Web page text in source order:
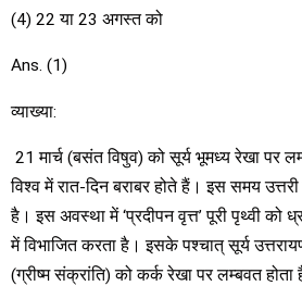
(4) 22 या 23 अगस्त को
Ans. (1)
व्याख्या:
21 मार्च (बसंत विषुव) को सूर्य भूमध्य रेखा पर
विश्व में रात-दिन बराबर होते हैं। इस समय
है। इस अवस्था में ‘प्रदीपन वृत्त’ पूरी पृथ्वी
में विभाजित करता है। इसके पश्चात् सूर्य
(ग्रीष्म संक्रांति) को कर्क रेखा पर लम्बवत होता